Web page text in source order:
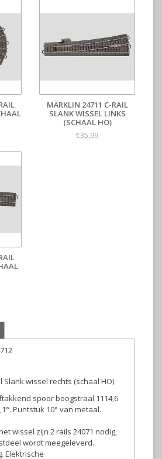
MÄRKLIN 24711 C-RAIL
SLANK WISSEL LINKS
(SCHAAL HO)
€35,99
Slank wissel rechts (schaal HO)
spoor boogstraal 1114,6
Puntstuk 10° van metaal.
wissel zijn 2 rails 24071 nodig,
wordt meegeleverd.
Elektrische